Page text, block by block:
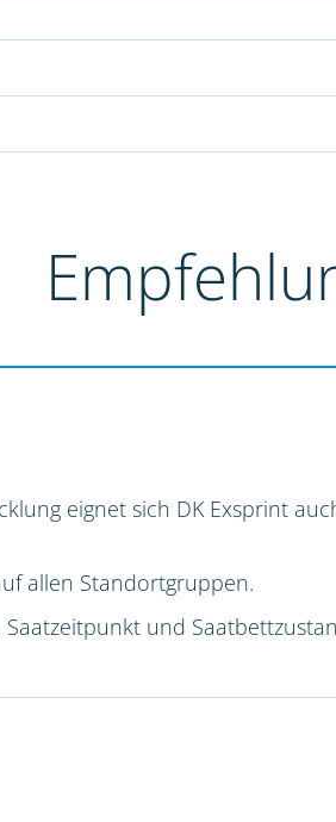
eignet sich DK Exsprint
allen Standortgruppen.
und